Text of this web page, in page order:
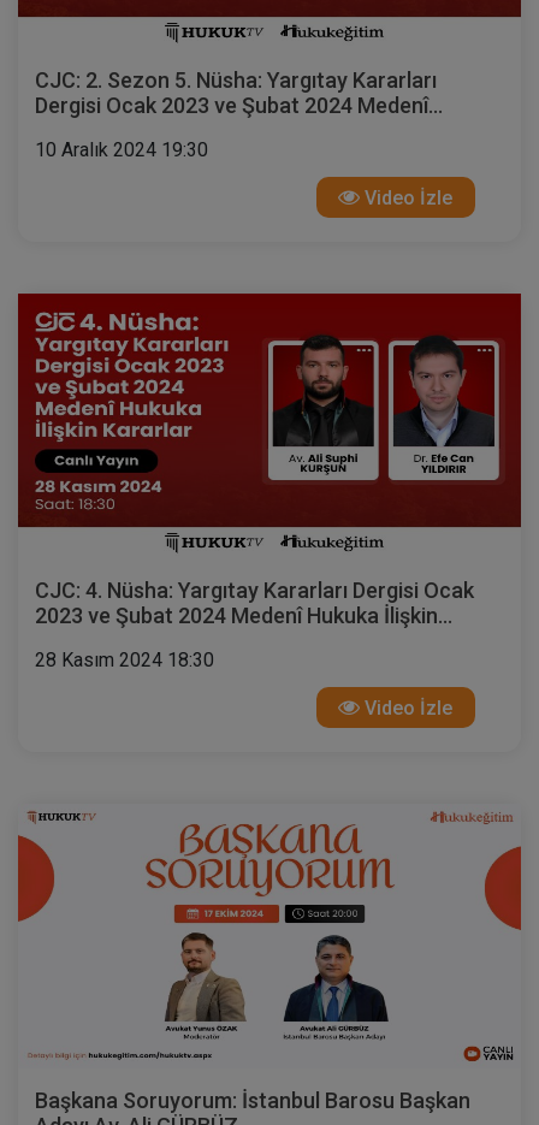
CJC: 2. Sezon 5. Nüsha: Yargıtay Kararları
Dergisi Ocak 2023 ve Şubat 2024 Medenî
10 Aralık 2024 19:30
Video İzle
CJC: 4. Nüsha: Yargıtay Kararları Dergisi Ocak
2023 ve Şubat 2024 Medenî Hukuka İlişkin
28 Kasım 2024 18:30
Video İzle
Başkana Soruyorum: İstanbul Barosu Başkan